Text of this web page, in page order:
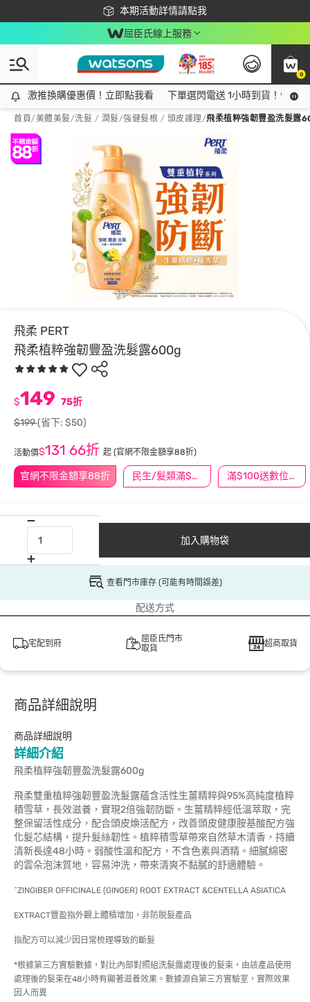
本期活動詳情請點我
下載app最高回饋$350
屈臣氏線上服務
0
激推換購優惠價！立即點我看
激推換購優惠價！立即點我看 下單選閃電送 1小時到貨！領神
首頁/美體美髮/洗髮 / 潤髮/強健髮根 / 頭皮護理/飛柔植粹強韌豐盈洗髮露
飛柔 PERT
飛柔植粹強韌豐盈洗髮露600g
官網不限金額享88折 民生/髮類滿$388送舒潔冰巾 滿$100送數位印花
$149 75折
$199(省下: $50)
活動價$131 66折 起 (官網不限金額享88折)
加入購物袋
查看門市庫存 (可能有時間誤差)
配送方式
宅配到府
屈臣氏門市
取貨
超商取貨
商品詳細說明
商品詳細說明
詳細介紹
飛柔植粹強韌豐盈洗髮露600g
飛柔雙重植粹強韌豐盈洗髮露蘊含活性生薑精粹與95%高純度植粹
積雪草，長效滋養，實現2倍強韌防斷。生薑精粹經低溫萃取，完
整保留活性成分，配合頭皮煥活配方，改善頭皮健康胺基酸配方強
化髮芯結構，提升髮絲韌性。植粹積雪草帶來自然草木清香，持續
清新長達48小時。弱酸性溫和配方，不含色素與酒精。細膩綿密
的雲朵泡沫質地，容易沖洗，帶來清爽不黏膩的舒適體驗。
^ZINGIBER OFFICINALE (GINGER) ROOT EXTRACT &CENTELLA ASIATICA
EXTRACT豐盈指外觀上體積增加，非防脱髮產品
指配方可以減少因日常梳理導致的斷髮
*根據第三方實驗數據，對比內部對照組洗髮露處理後的髮束，由該產品使用
處理後的髮束在48小時有顯著滋養效果。數據源自第三方實驗室，實際效果
因人而異